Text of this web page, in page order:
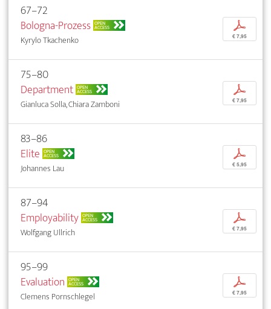
67–72
Bologna-Prozess OPEN
ACCESS
Kyrylo Tkachenko
p
€ 7,95
75–80
Department OPEN
ACCESS
Gianluca Solla, Chiara Zamboni
p
€ 7,95
83–86
Elite OPEN
ACCESS
Johannes Lau
p
€ 5,95
87–94
Employability OPEN
ACCESS
Wolfgang Ullrich
p
€ 7,95
95–99
Evaluation OPEN
ACCESS
Clemens Pornschlegel
p
€ 7,95